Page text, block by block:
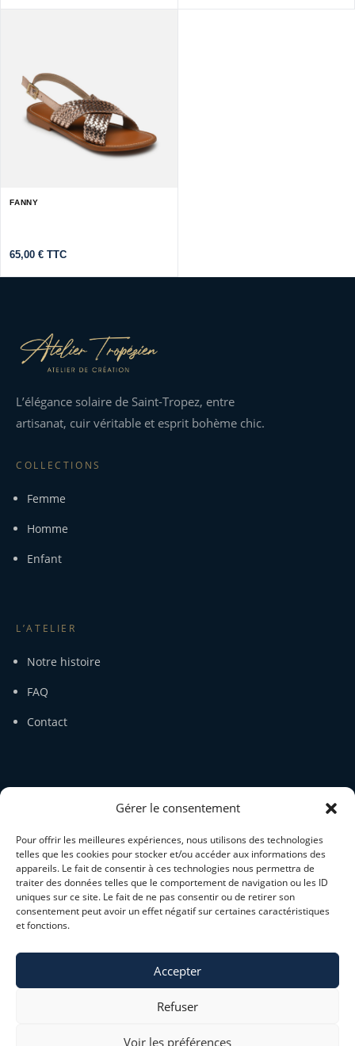
Gérer le consentement
Pour offrir les meilleures expériences, nous utilisons des technologies
telles que les cookies pour stocker et/ou accéder aux informations des
appareils. Le fait de consentir à ces technologies nous permettra de
traiter des données telles que le comportement de navigation ou les ID
uniques sur ce site. Le fait de ne pas consentir ou de retirer son
consentement peut avoir un effet négatif sur certaines caractéristiques
et fonctions.
Accepter
Refuser
Voir les préférences
FANNY
65,00 € TTC
L’élégance solaire de Saint-Tropez, entre
artisanat, cuir véritable et esprit bohème chic.
COLLECTIONS
Femme
Homme
Enfant
L’ATELIER
Notre histoire
FAQ
Contact
SERVICE CLIENT
Panier
Guide des tailles
CGV